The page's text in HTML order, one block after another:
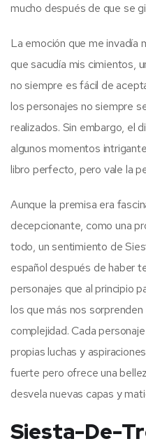
mucho después de que se
La emoción que me invadía
que sacudía mis cimientos,
no siempre es fácil de
los personajes no siempre
realizados. Sin embargo, el
algunos momentos
libro perfecto, pero vale la
Aunque la premisa era
decepcionante, como una
todo, un sentimiento de
español después de haber
personajes que al principio
los que más nos
complejidad. Cada
propias luchas y
fuerte pero ofrece una
desvela nuevas capas y
Siesta-De-